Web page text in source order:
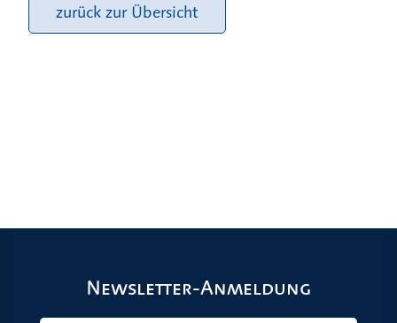
zurück zur Übersicht
Newsletter-Anmeldung